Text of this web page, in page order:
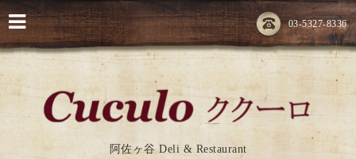
03-5327-8336
阿佐ヶ谷 Deli & Restaurant